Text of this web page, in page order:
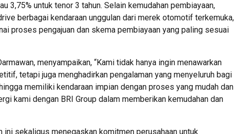
3,75% untuk tenor 3 tahun. Selain kemudahan pembiayaan,
berbagai kendaraan unggulan dari merek otomotif terkemuka,
proses pengajuan dan skema pembiayaan yang paling sesuai
menyampaikan, “Kami tidak hanya ingin menawarkan
tetapi juga menghadirkan pengalaman yang menyeluruh bagi
memiliki kendaraan impian dengan proses yang mudah dan
kami dengan BRI Group dalam memberikan kemudahan dan
ini sekaligus menegaskan komitmen perusahaan untuk